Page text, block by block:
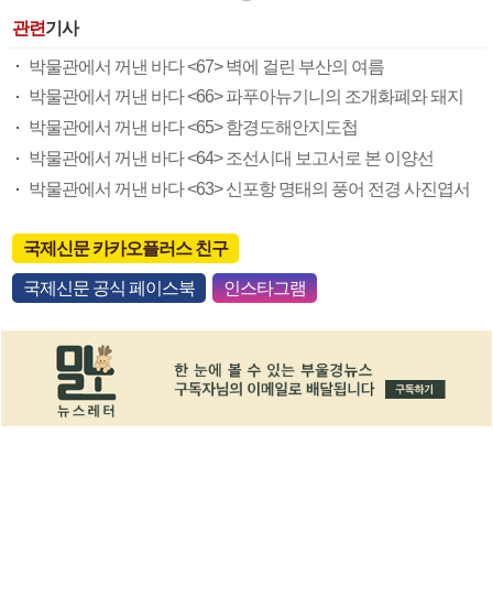
관련기사
박물관에서 꺼낸 바다 <67> 벽에 걸린 부산의 여름
박물관에서 꺼낸 바다 <66> 파푸아뉴기니의 조개화폐와 돼지
박물관에서 꺼낸 바다 <65> 함경도해안지도첩
박물관에서 꺼낸 바다 <64> 조선시대 보고서로 본 이양선
박물관에서 꺼낸 바다 <63> 신포항 명태의 풍어 전경 사진엽서
국제신문 카카오플러스 친구
국제신문 공식 페이스북 인스타그램